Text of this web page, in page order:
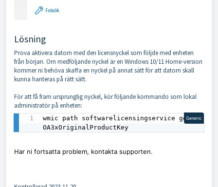
Lösning
Prova aktivera datorn med den licensnyckel som följde med enheten
från början. Om medföljande nyckel är en Windows 10/11 Home-version
kommer ni behöva skaffa en nyckel på annat sätt för att datorn skall
kunna hanteras på rätt sätt.
För att få fram ursprunglig nyckel, kör följande kommando som lokal
administratör på enheten:
wmic path softwarelicensingservice get
OA3xOriginalProductKey
Generic
Har ni fortsatta problem, kontakta supporten.